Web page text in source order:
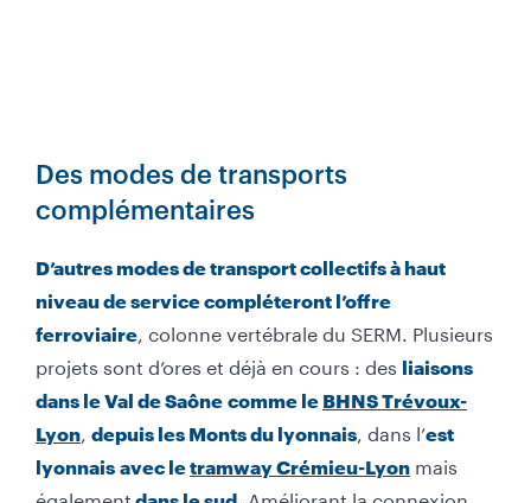
Des modes de transports
complémentaires
D’autres modes de transport collectifs à haut
niveau de service compléteront l’offre
ferroviaire , colonne vertébrale du SERM. Plusieurs
projets sont d’ores et déjà en cours : des liaisons
dans le Val de Saône comme le BHNS Trévoux-
Lyon depuis les Monts du lyonnais , dans l’est
lyonnais avec letramway Crémieu-Lyon mais